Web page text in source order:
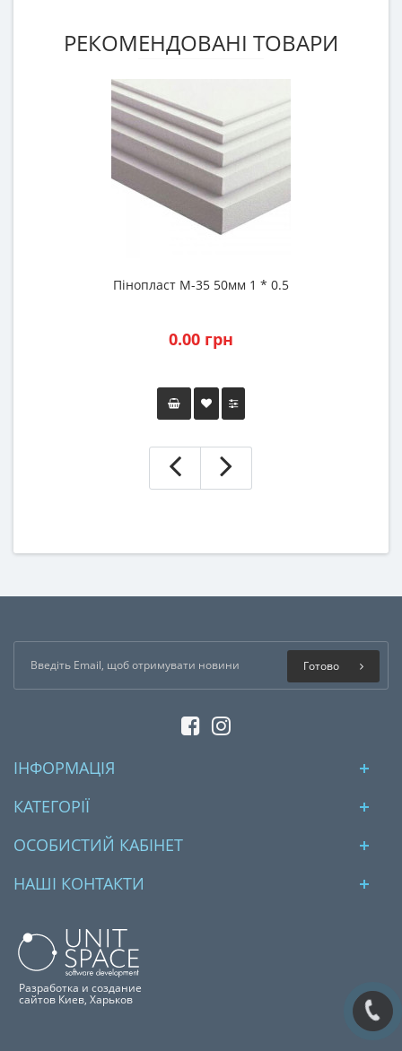
РЕКОМЕНДОВАНІ ТОВАРИ
Пінопласт М-35 50мм 1 * 0.5
0.00 грн
Готово
ІНФОРМАЦІЯ
КАТЕГОРІЇ
ОСОБИСТИЙ КАБІНЕТ
НАШІ КОНТАКТИ
Разработка и создание
сайтов Киев, Харьков